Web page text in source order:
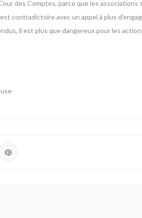
des Comptes, parce que les
contradictoire avec un appel à plus
il est plus que dangereux pour les